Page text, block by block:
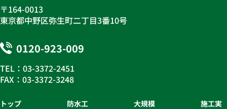
〒164-0013
東京都中野区弥生町二丁目3番10号
0120-923-009
TEL：03-3372-2451
FAX：03-3372-3248
トップ
防水工
大規模
施工実